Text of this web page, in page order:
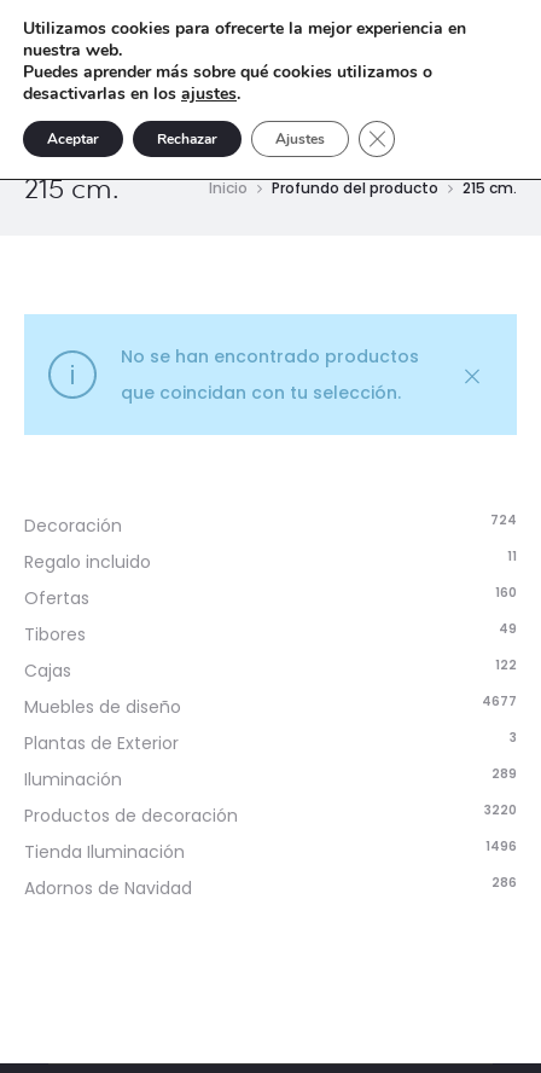
215 cm. Inicio Profundo del producto 215 cm.
No se han encontrado productos
que coincidan con tu selección.
Decoración 724
Regalo incluido 11
Ofertas 160
Tibores 49
Cajas 122
Muebles de diseño 4677
Plantas de Exterior 3
Iluminación 289
Productos de decoración 3220
Tienda Iluminación 1496
Adornos de Navidad 286
Utilizamos cookies para ofrecerte la mejor experiencia en
nuestra web.
Puedes aprender más sobre qué cookies utilizamos o
desactivarlas en los ajustes.
Aceptar Rechazar Ajustes Cerrar el banner de